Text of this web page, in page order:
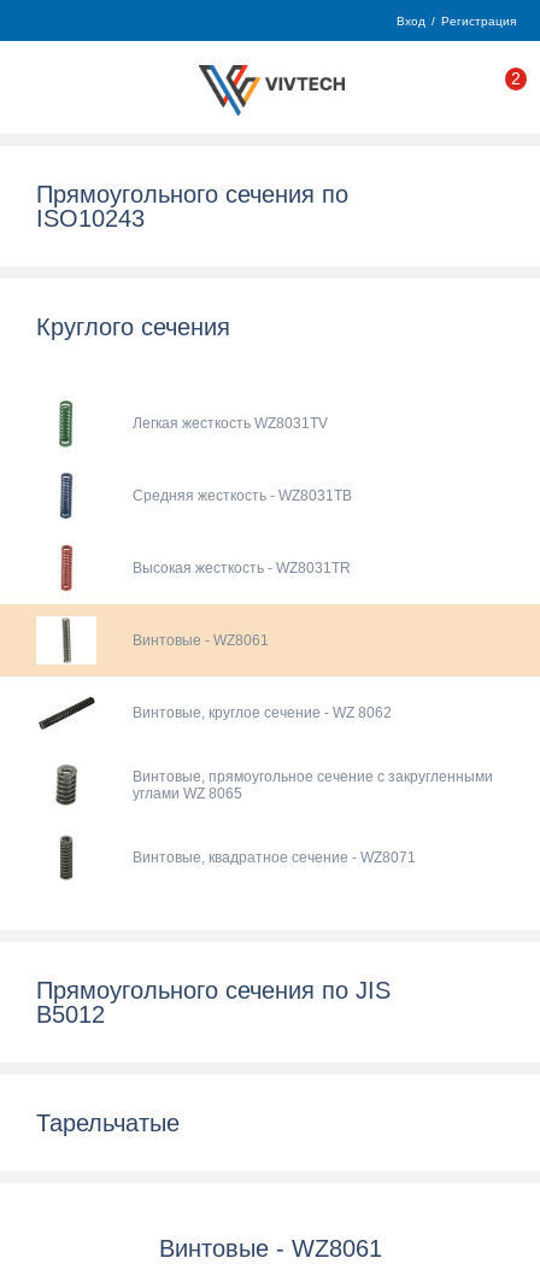
Вход / Регистрация
2
Прямоугольного сечения по
ISO10243
Круглого сечения
Легкая жесткость WZ8031TV
Средняя жесткость - WZ8031TB
Высокая жесткость - WZ8031TR
Винтовые - WZ8061
Винтовые, круглое сечение - WZ 8062
Винтовые, прямоугольное сечение с закругленными
углами WZ 8065
Винтовые, квадратное сечение - WZ8071
Прямоугольного сечения по JIS
B5012
Тарельчатые
Винтовые - WZ8061